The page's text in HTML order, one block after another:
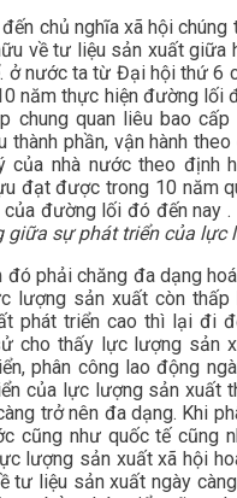
chủ nghĩa xã hội chúng
về tư liệu sản xuất giữa
ở nước ta từ Đại hội thứ 6
năm thực hiện đường lối
chung quan liêu bao
thành phần, vận hành
của nhà nước theo định
đạt được trong 10 năm
đường lối đó đến nay .
giữa sự phát triển của lực
đó phải chăng đa dạng
lượng sản xuất còn thấp
phát triển cao thì lại đi
cho thấy lực lượng sản
phân công lao động
của lực lượng sản xuất
trở nên đa dạng. Khi
cũng như quốc tế cũng
lượng sản xuất xã hội
tư liệu sản xuất ngày